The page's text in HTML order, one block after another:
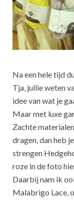
Na een hele tijd
Tja, jullie weten
idee van wat je
Maar met luxe
Zachte
dragen, dan heb
strengen
roze in de foto
Daarbij nam ik
Malabrigo Lace,